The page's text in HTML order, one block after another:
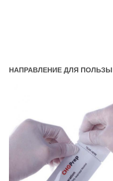
НАПРАВЛЕНИЕ ДЛЯ ПОЛЬЗЫ